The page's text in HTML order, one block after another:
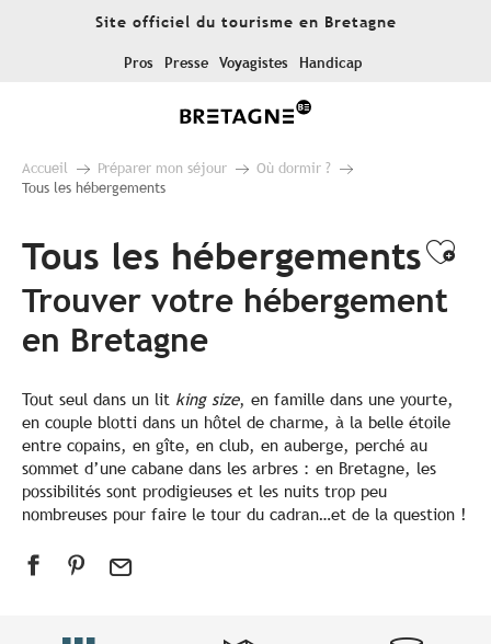
Site officiel du tourisme en Bretagne
Pros Presse Voyagistes Handicap
Accueil Préparer mon séjour
Où dormir ?
Tous les hébergements
Tous les hébergements
Trouver votre hébergement
en Bretagne
Tout seul dans un lit king size, en famille dans une yourte,
en couple blotti dans un hôtel de charme, à la belle étoile
entre copains, en gîte, en club, en auberge, perché au
sommet d’une cabane dans les arbres : en Bretagne, les
possibilités sont prodigieuses et les nuits trop peu
nombreuses pour faire le tour du cadran…et de la question !